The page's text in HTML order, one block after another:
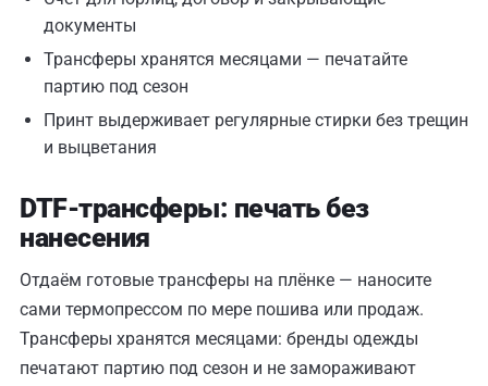
документы
Трансферы хранятся месяцами — печатайте
партию под сезон
Принт выдерживает регулярные стирки без трещин
и выцветания
DTF-трансферы: печать без
нанесения
Отдаём готовые трансферы на плёнке — наносите
сами термопрессом по мере пошива или продаж.
Трансферы хранятся месяцами: бренды одежды
печатают партию под сезон и не замораживают